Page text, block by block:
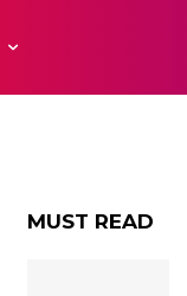
MUST READ